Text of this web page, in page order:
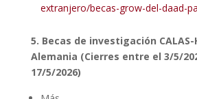
extranjero/becas-grow-del-daad-
5. Becas de investigación CALAS-
Alemania (Cierres entre el 3/5/
17/5/2026)